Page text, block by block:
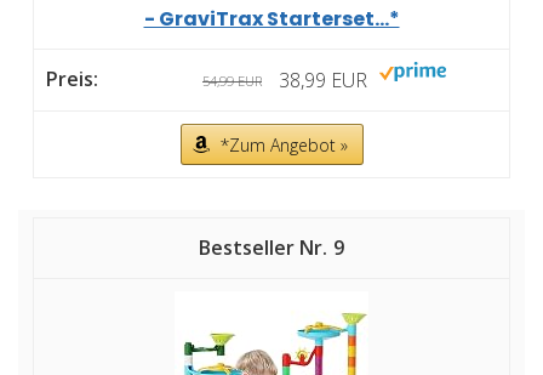
- GraviTrax Starterset...*
54,99 EUR 38,99 EUR
*Zum Angebot »
9